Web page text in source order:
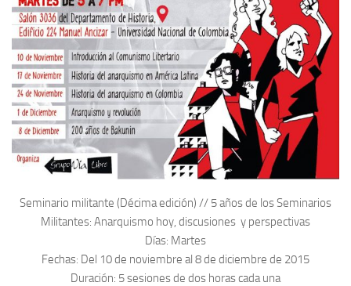
Seminario militante (Décima edición) // 5 años de los Seminarios
Militantes: Anarquismo hoy, discusiones y perspectivas
Días: Martes
Fechas: Del 10 de noviembre al 8 de diciembre de 2015
Duración: 5 sesiones de dos horas cada una